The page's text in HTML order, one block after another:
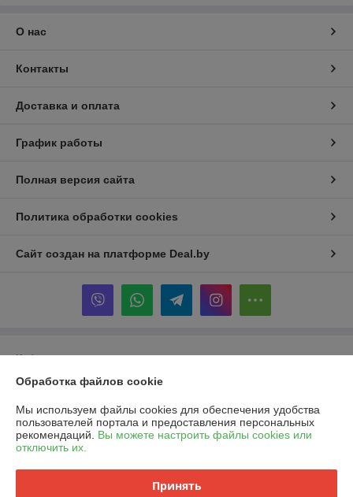
О нас
Контакты
Доставка и оплата
График работы
Полная версия сайта
Политика обработки cookies
Сайт создан на платформе Deal.by
Информация для покупателя
Индивидуальный предприниматель:
220034 , г. Минск , ул. Якубовского, 22, кор1 ,
Регистрационный номер ЕГР: 192052359
Регистрационный орган: Минский Горисполком , Фрунзенского района
Обработка файлов cookie
Мы используем файлы cookies для обеспечения удобства
пользователей портала и предоставления персональных
рекомендаций. Вы можете настроить файлы cookies или
отключить их.
Принять